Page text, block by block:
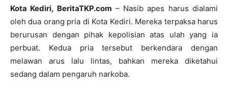
Kota Kediri, BeritaTKP.com – Nasib apes harus dialami
oleh dua orang pria di Kota Kediri. Mereka terpaksa harus
berurusan dengan pihak kepolisian atas ulah yang ia
perbuat. Kedua pria tersebut berkendara dengan
melawan arus lalu lintas, bahkan mereka diketahui
sedang dalam pengaruh narkoba.